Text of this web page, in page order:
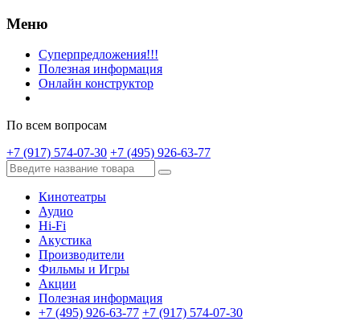
Меню
Суперпредложения!!!
Полезная информация
Онлайн конструктор
По всем вопросам
+7 (917) 574-07-30 +7 (495) 926-63-77
Кинотеатры
Аудио
Hi-Fi
Акустика
Производители
Фильмы и Игры
Акции
Полезная информация
+7 (495) 926-63-77 +7 (917) 574-07-30